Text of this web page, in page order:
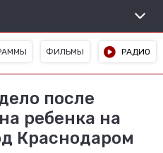
ФИЛЬМЫ РАДИО
после
ребенка на
Краснодаром